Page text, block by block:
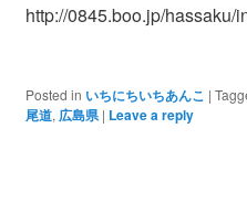
http://0845.boo.jp/hassaku/
Posted in いちにちいちあんこ |
尾道, 広島県 | Leave a reply